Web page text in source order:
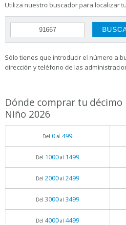
Utiliza nuestro buscador para localizar
Sólo tienes que introducir el número a
dirección y teléfono de las
Dónde comprar tu
Niño 2026
Del 0al 499
Del 1000al 1499
Del 2000al 2499
Del 3000al 3499
Del 4000al 4499